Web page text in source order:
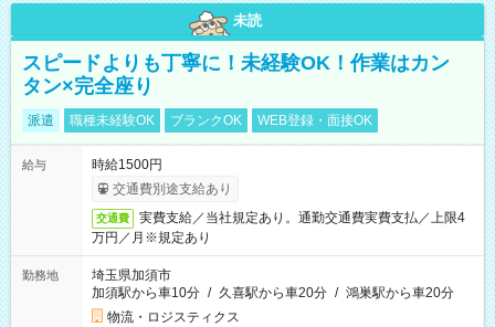
未読
スピードよりも丁寧に！未経験OK！作業はカン
タン×完全座り
派遣 職種未経験OK ブランクOK WEB登録・面接OK
給与
時給1500円
交通費別途支給あり
交通費
実費支給／当社規定あり。通勤交通費実費支払／上限4
万円／月※規定あり
勤務地
埼玉県加須市
加須駅から車10分 / 久喜駅から車20分 / 鴻巣駅から車20分
物流・ロジスティクス